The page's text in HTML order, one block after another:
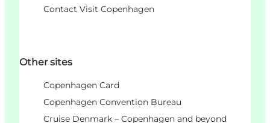
Contact Visit Copenhagen
Other sites
Copenhagen Card
Copenhagen Convention Bureau
Cruise Denmark – Copenhagen and beyond